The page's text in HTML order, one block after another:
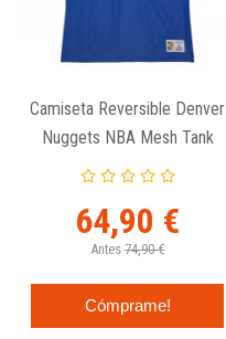
Camiseta Reversible Denver
Nuggets NBA Mesh Tank
Vintage Logo - Mitchell And
64,90 €
Antes 74,90 €
Cómprame!